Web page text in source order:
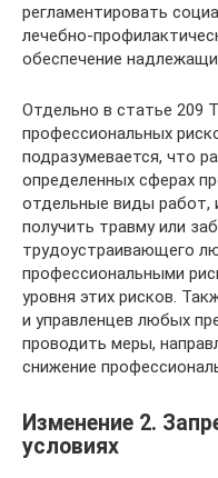
регламентировать
лечебно-
обеспечение
Отдельно в статье 209
профессиональных
подразумевается, что
определенных сферах
отдельные виды работ,
получить травму или
трудоустраивающего
профессиональными
уровня этих рисков.
и управленцев любых
проводить меры,
снижение
Изменение 2.
условиях